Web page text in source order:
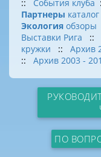
:: События клуба
Партнеры каталог
Экология обзоры
Выставки Рига
::
кружки
:: Архив
:: Архив 2003 -
ПО